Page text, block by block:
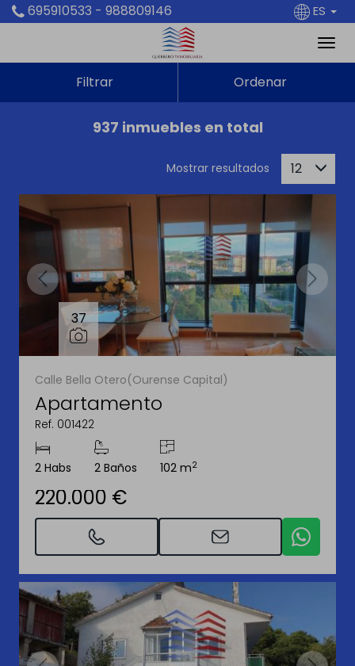
695910533 - 988809146 ES
Filtrar Ordenar
937 inmuebles en total
Mostrar resultados 12
37
Calle Bella Otero(Ourense Capital)
Apartamento
Ref. 001422
2 Habs 2 Baños 102 m2
220.000 €